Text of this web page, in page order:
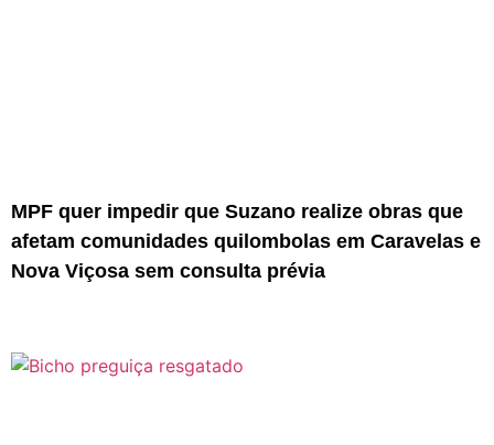
MPF quer impedir que Suzano realize obras que
afetam comunidades quilombolas em Caravelas e
Nova Viçosa sem consulta prévia